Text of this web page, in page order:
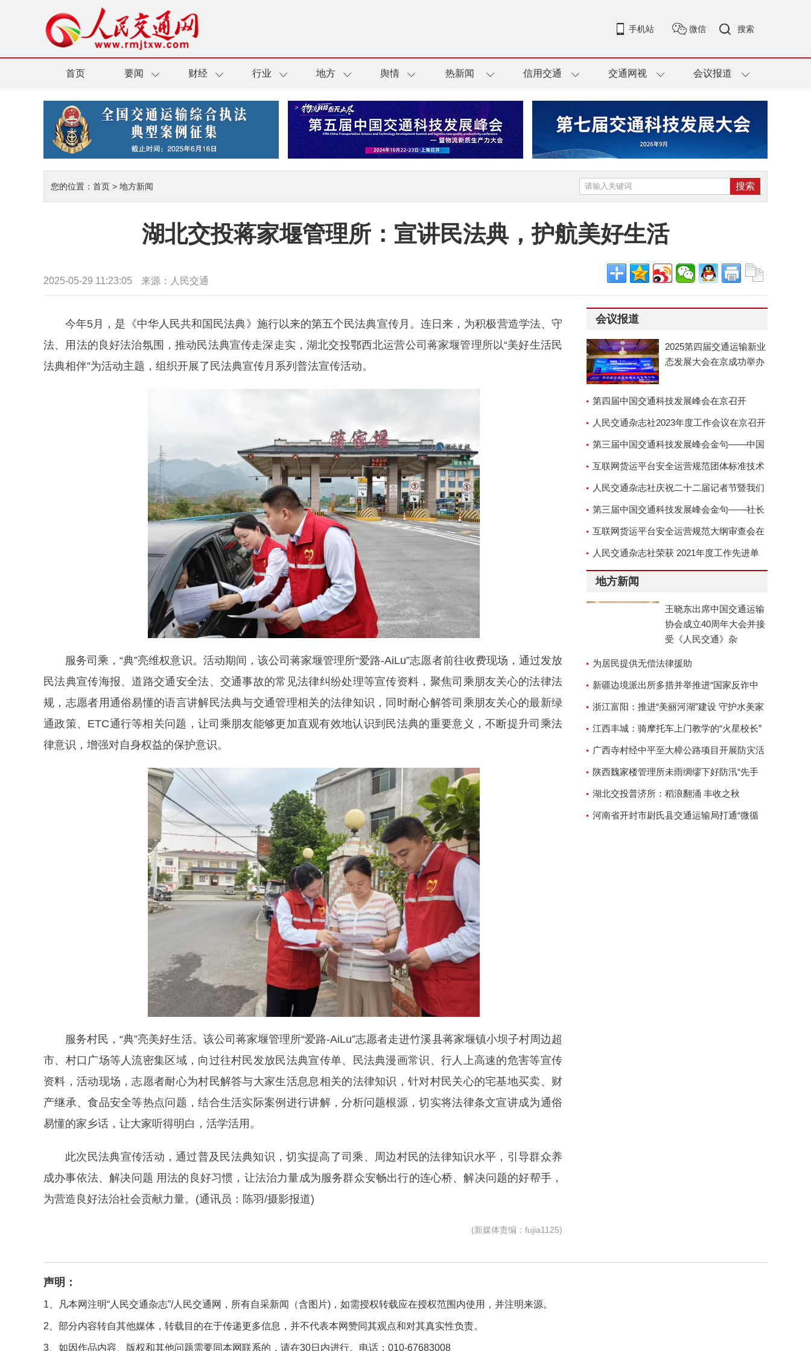
手机站 微信 搜索
首页 要闻 财经 行业 地方 舆情 热新闻 信用交通 交通网视 会议报道
您的位置： 首页 > 地方新闻
湖北交投蒋家堰管理所：宣讲民法典，护航美好生活
2025-05-29 11:23:05 来源： 人民交通
今年5月，是《中华人民共和国民法典》施行以来的第五个民法典宣传月。连日来，为积极营造学法、守
法、用法的良好法治氛围，推动民法典宣传走深走实，湖北交投鄂西北运营公司蒋家堰管理所以“美好生活民
法典相伴”为活动主题，组织开展了民法典宣传月系列普法宣传活动。
服务司乘，“典”亮维权意识。活动期间，该公司蒋家堰管理所“爱路-AiLu”志愿者前往收费现场，通过发放
民法典宣传海报、道路交通安全法、交通事故的常见法律纠纷处理等宣传资料，聚焦司乘朋友关心的法律法
规，志愿者用通俗易懂的语言讲解民法典与交通管理相关的法律知识，同时耐心解答司乘朋友关心的最新绿
通政策、ETC通行等相关问题，让司乘朋友能够更加直观有效地认识到民法典的重要意义，不断提升司乘法
律意识，增强对自身权益的保护意识。
服务村民，“典”亮美好生活。该公司蒋家堰管理所“爱路-AiLu”志愿者走进竹溪县蒋家堰镇小坝子村周边超
市、村口广场等人流密集区域，向过往村民发放民法典宣传单、民法典漫画常识、行人上高速的危害等宣传
资料，活动现场，志愿者耐心为村民解答与大家生活息息相关的法律知识，针对村民关心的宅基地买卖、财
产继承、食品安全等热点问题，结合生活实际案例进行讲解，分析问题根源，切实将法律条文宣讲成为通俗
易懂的家乡话，让大家听得明白，活学活用。
此次民法典宣传活动，通过普及民法典知识，切实提高了司乘、周边村民的法律知识水平，引导群众养
成办事依法、解决问题 用法的良好习惯，让法治力量成为服务群众安畅出行的连心桥、解决问题的好帮手，
为营造良好法治社会贡献力量。(通讯员：陈羽/摄影报道)
(新媒体责编：fujia1125)
会议报道
2025第四届交通运输新业
态发展大会在京成功举办
第四届中国交通科技发展峰会在京召开
人民交通杂志社2023年度工作会议在京召开
第三届中国交通科技发展峰会金句——中国
交通运输协会副会长兼秘
互联网货运平台安全运营规范团体标准技术
审查会顺利召开
人民交通杂志社庆祝二十二届记者节暨我们
的故事演讲座谈会
第三届中国交通科技发展峰会金句——社长
郑德岭
互联网货运平台安全运营规范大纲审查会在
京召开
人民交通杂志社荣获 2021年度工作先进单
位称号
地方新闻
王晓东出席中国交通运输
协会成立40周年大会并接
受《人民交通》杂
为居民提供无偿法律援助
新疆边境派出所多措并举推进“国家反诈中
心”APP安装工作
浙江富阳：推进“美丽河湖”建设 守护水美家
园江西丰城：骑摩托车上门教学的“火星校长”
广西寺村经中平至大樟公路项目开展防灾活
动陕西魏家楼管理所未雨绸缪下好防汛“先手
棋”湖北交投普济所：稻浪翻涌 丰收之秋
河南省开封市尉氏县交通运输局打通“微循
声明：
1、凡本网注明“人民交通杂志”/人民交通网，所有自采新闻（含图片)，如需授权转载应在授权范围内使用，并注明来源。
2、部分内容转自其他媒体，转载目的在于传递更多信息，并不代表本网赞同其观点和对其真实性负责。
3、如因作品内容、版权和其他问题需要同本网联系的，请在30日内进行。电话：010-67683008